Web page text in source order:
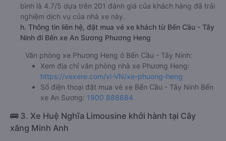
bình là 4.7/5 dựa trên 201 đánh giá của khách hàng đã trải
nghiệm dịch vụ của nhà xe này.
h. Thông tin liên hệ, đặt mua vé xe khách từ Bến Cầu - Tây
Ninh đi Bến xe An Sương Phương Heng
Văn phòng xe Phương Heng ở Bến Cầu - Tây Ninh:
Xem địa chỉ văn phòng nhà xe Phương Heng:
https://vexere.com/vi-VN/xe-phuong-heng
Số điện thoại đặt mua vé xe Bến Cầu - Tây Ninh Bến
xe An Sương: 1900 888684
🚌 3. Xe Huệ Nghĩa Limousine khởi hành tại Cây
xăng Minh Anh